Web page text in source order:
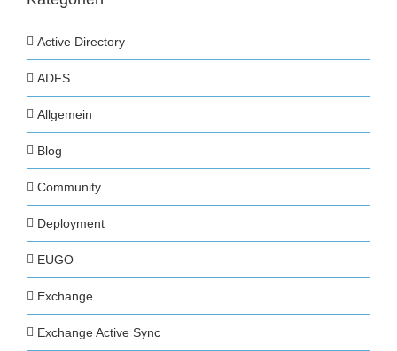
Active Directory
ADFS
Allgemein
Blog
Community
Deployment
EUGO
Exchange
Exchange Active Sync